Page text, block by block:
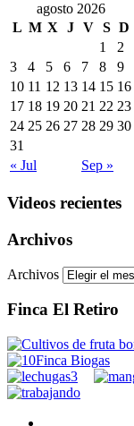
agosto 2026
L M X J V S D
1
2
3
4 5 6 7 8
9
10 11 12 13 14 15 16
17 18 19 20 21 22 23
24 25 26 27 28 29 30
31
« Jul
Sep »
Videos recientes
Archivos
Archivos
Finca El Retiro